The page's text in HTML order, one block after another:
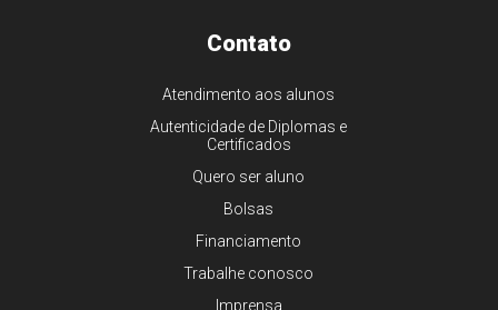
Contato
Atendimento aos alunos
Autenticidade de Diplomas e
Certificados
Quero ser aluno
Bolsas
Financiamento
Trabalhe conosco
Imprensa